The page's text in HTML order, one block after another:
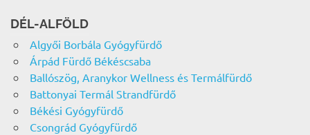
DÉL-ALFÖLD
Algyői Borbála Gyógyfürdő
Árpád Fürdő Békéscsaba
Ballószög, Aranykor Wellness és Termálfürdő
Battonyai Termál Strandfürdő
Békési Gyógyfürdő
Csongrád Gyógyfürdő